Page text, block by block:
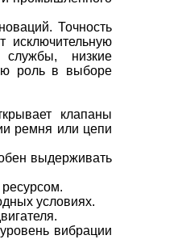
Точность
исключительную
низкие
роль в выборе
клапаны
ремня или цепи
выдерживать
условиях.
вибрации